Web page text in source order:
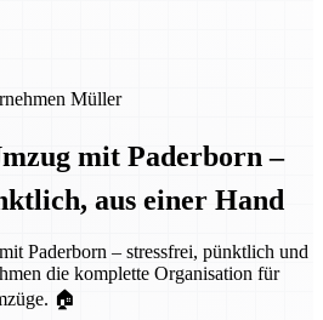
Müller
mit Paderborn –
aus einer Hand
Paderborn – stressfrei, pünktlich und
die komplette Organisation für
🏠